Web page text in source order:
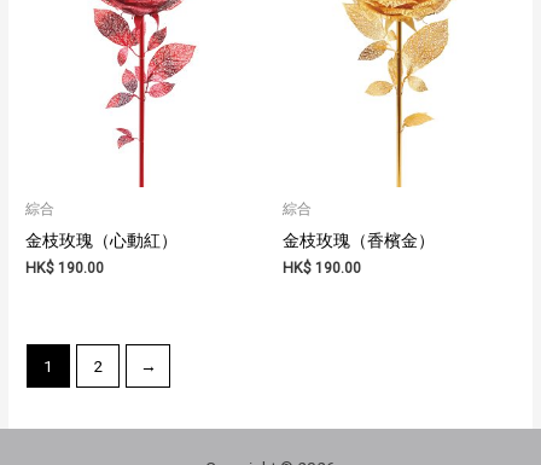
綜合
金枝玫瑰（心動紅）
HK$ 190.00
綜合
金枝玫瑰（香檳金）
HK$ 190.00
1 2 →